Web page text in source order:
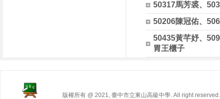
50317馬芳裘、
50206陳冠佑、
50435黃芊妤、
胃王櫃子
版權所有 @ 2021, 臺中市立東山高級中學. All right reserved.